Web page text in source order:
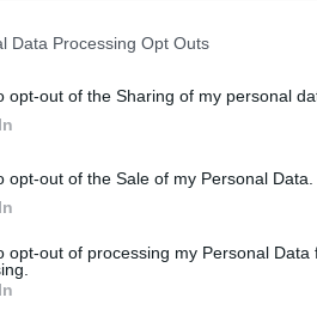
Data Processing Opt Outs
opt-out of the Sharing of my personal
opt-out of the Sale of my Personal Data.
opt-out of processing my Personal Data
Super League 2 – Betsson.
Α2 Εθνικής
παραίτησης απ’ το
αξιότιμε κ. Πρόεδρε, κατόπιν
η ομάδα μας, τόσο σε